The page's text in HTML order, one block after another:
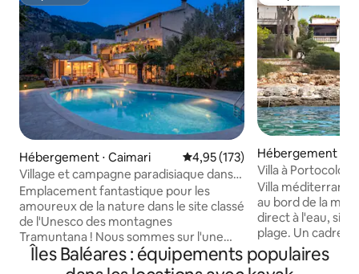
Hébergement ⋅ Caimari Évaluation moyenne sur la
4,95 (173)
Village et campagne paradisiaque dans
un site classé par l'UNESCO
Emplacement fantastique pour les
amoureux de la nature dans le site classé
de l'Unesco des montagnes
Tramuntana ! Nous sommes sur l'une
des principales pistes cyclables menant à
Sa Calobra ainsi que sur les pistes
Hébergement ⋅
Villa à
de la plage
Villa
au bord de la mer
direct à l'eau,
plage. Un cadre
détendre et
méditerranéen. La villa comprend des
Îles Baléares : équipements populaires